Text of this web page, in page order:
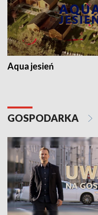
Aqua jesień
GOSPODARKA